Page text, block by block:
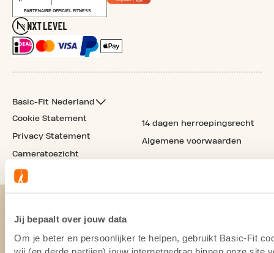
Jij bepaalt over jouw data
Om je beter en persoonlijker te helpen, gebruikt Basic-Fit
wij (en derde partijen) jouw internetgedrag binnen onze site
Basic-Fit Nederland
Cookie Statement
Privacy Statement
Cameratoezicht
14 dagen herroepingsrecht
Algemene voorwaarden